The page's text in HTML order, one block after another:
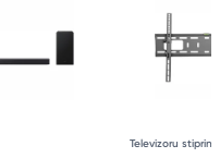
Televizoru